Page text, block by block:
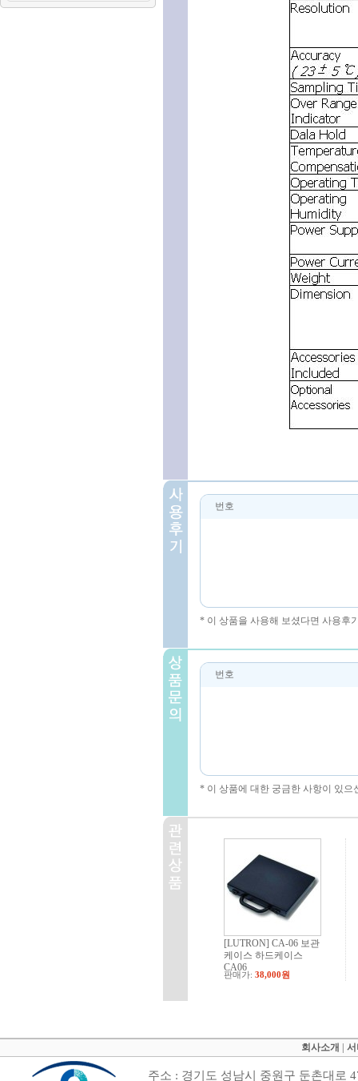
번호
* 이 상품을 사용해 보셨다면 사용후
번호
* 이 상품에 대한 궁금한 사항이 있
[LUTRON] CA-06 보관
케이스 하드케이스
CA06
판매가: 38,000원
회사소개
주소 : 경기도 성남시 중원구 둔촌대로